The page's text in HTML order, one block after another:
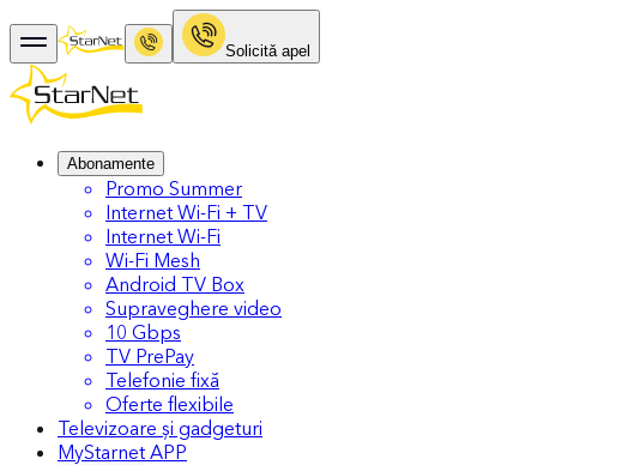
Solicitǎ apel
Abonamente
Promo Summer
Internet Wi-Fi + TV
Internet Wi-Fi
Wi-Fi Mesh
Android TV Box
Supraveghere video
10 Gbps
TV PrePay
Telefonie fixă
Oferte flexibile
Televizoare și gadgeturi
MyStarnet APP